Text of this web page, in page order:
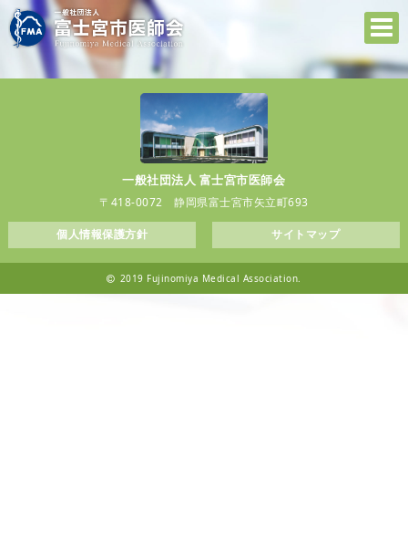
一般社団法人 富士宮市医師会
〒418-0072 静岡県富士宮市矢立町693
個人情報保護方針 サイトマップ
2019 Fujinomiya Medical Association.